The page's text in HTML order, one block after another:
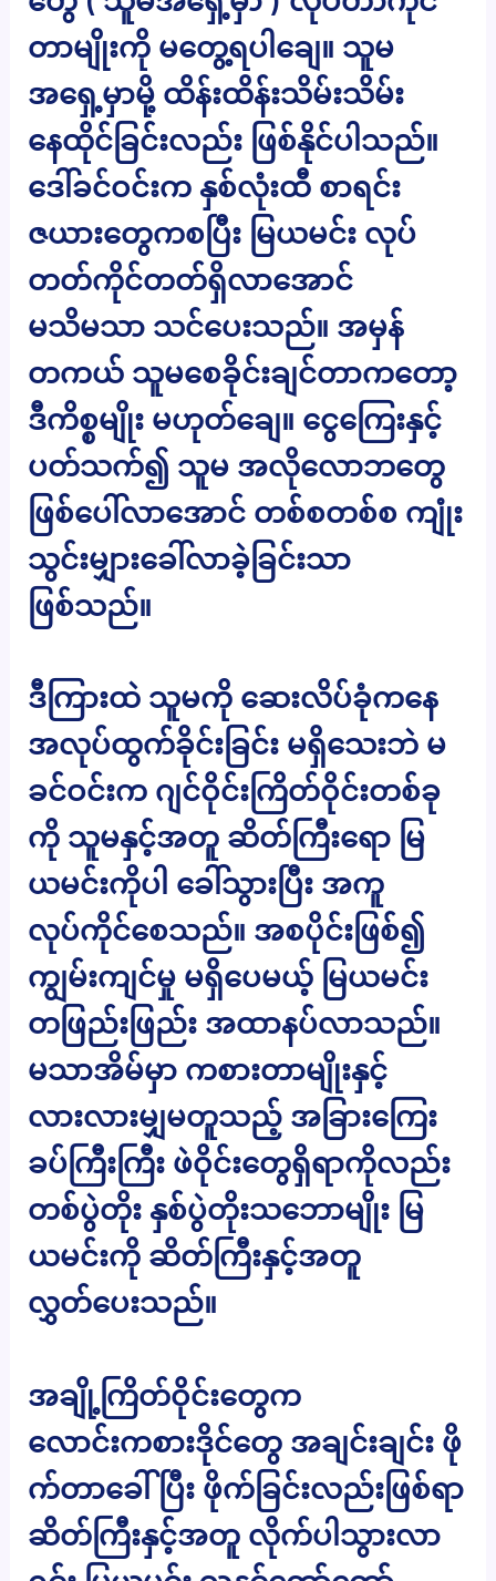
တာမျိုးကို မတွေ့ရပါချေ။ သူမ
အရှေ့မှာမို့ ထိန်းထိန်းသိမ်းသိမ်း
နေထိုင်ခြင်းလည်း ဖြစ်နိုင်ပါသည်။
ဒေါ်ခင်ဝင်းက နှစ်လုံးထီ စာရင်း
ဇယားတွေကစပြီး မြယမင်း လုပ်
တတ်ကိုင်တတ်ရှိလာအောင်
မသိမသာ သင်ပေးသည်။ အမှန်
တကယ် သူမစေခိုင်းချင်တာကတော့
ဒီကိစ္စမျိုး မဟုတ်ချေ။ ငွေကြေးနှင့်
ပတ်သက်၍ သူမ အလိုလောဘတွေ
ဖြစ်ပေါ်လာအောင် တစ်စတစ်စ ကျုံး
သွင်းမျှားခေါ်လာခဲ့ခြင်းသာ
ဖြစ်သည်။
ဒီကြားထဲ သူမကို ဆေးလိပ်ခုံကနေ
အလုပ်ထွက်ခိုင်းခြင်း မရှိသေးဘဲ မ
ခင်ဝင်းက ဂျင်ဝိုင်းကြိတ်ဝိုင်းတစ်ခု
ကို သူမနှင့်အတူ ဆိတ်ကြီးရော မြ
ယမင်းကိုပါ ခေါ်သွားပြီး အကူ
လုပ်ကိုင်စေသည်။ အစပိုင်းဖြစ်၍
ကျွမ်းကျင်မှု မရှိပေမယ့် မြယမင်း
တဖြည်းဖြည်း အထာနပ်လာသည်။
မသာအိမ်မှာ ကစားတာမျိုးနှင့်
လားလားမျှမတူသည့် အခြားကြေး
ခပ်ကြီးကြီး ဖဲဝိုင်းတွေရှိရာကိုလည်း
တစ်ပွဲတိုး နှစ်ပွဲတိုးသဘောမျိုး မြ
ယမင်းကို ဆိတ်ကြီးနှင့်အတူ
လွှတ်ပေးသည်။
အချို့ကြိတ်ဝိုင်းတွေက
လောင်းကစားဒိုင်တွေ အချင်းချင်း ဖို
က်တာခေါ်ပြီး ဖိုက်ခြင်းလည်းဖြစ်ရာ
ဆိတ်ကြီးနှင့်အတူ လိုက်ပါသွားလာ